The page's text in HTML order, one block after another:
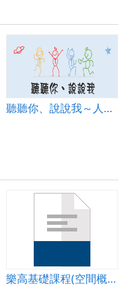
聽聽你、說說我～人際溝通技巧
樂高基礎課程(空間概念的建立)